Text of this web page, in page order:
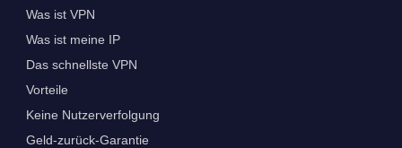
Was ist VPN
Was ist meine IP
Das schnellste VPN
Vorteile
Keine Nutzerverfolgung
Geld-zurück-Garantie